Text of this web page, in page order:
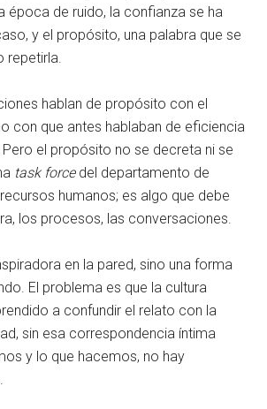
época de ruido, la confianza se ha
y el propósito, una palabra que se
repetirla.
hablan de propósito con el
con que antes hablaban de eficiencia
el propósito no se decreta ni se
task forcedel departamento de
humanos; es algo que debe
los procesos, las conversaciones.
en la pared, sino una forma
El problema es que la cultura
a confundir el relato con la
sin esa correspondencia íntima
y lo que hacemos, no hay